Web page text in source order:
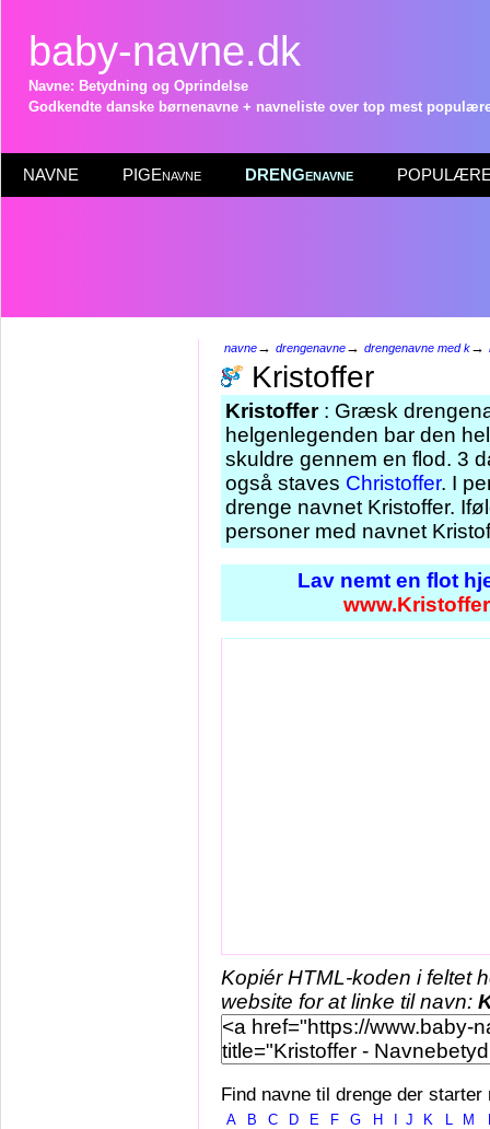
baby-navne.dk
Navne: Betydning og Oprindelse
Godkendte danske børnenavne + navneliste over top mest
NAVNE PIGEnavne DRENGenavne POPULÆRE
navne→ drengenavne→ drengenavne med k→
Kristoffer
Kristoffer: Græsk
helgenlegenden bar den
skuldre gennem en flod. 3
også staves Christoffer. I
drenge navnet Kristoffer.
personer med navnet
Lav nemt en flot
Kopiér HTML-koden i feltet
website for at linke til navn:
Find navne til drenge der starter
A B C D E F G H J K L M